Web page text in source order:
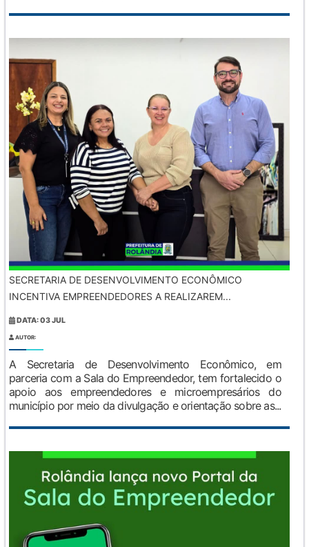
SECRETARIA DE DESENVOLVIMENTO ECONÔMICO
INCENTIVA EMPREENDEDORES A REALIZAREM...
DATA: 03 JUL
AUTOR:
A Secretaria de Desenvolvimento Econômico, em
parceria com a Sala do Empreendedor, tem fortalecido o
apoio aos empreendedores e microempresários do
município por meio da divulgação e orientação sobre as...